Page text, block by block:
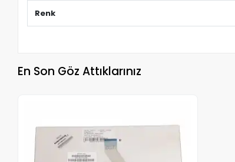
Renk
En Son Göz Attıklarınız